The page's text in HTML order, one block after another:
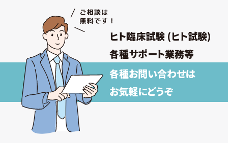
ヒト臨床試験 (ヒト試験)
各種サポート業務等
各種お問い合わせは
お気軽にどうぞ